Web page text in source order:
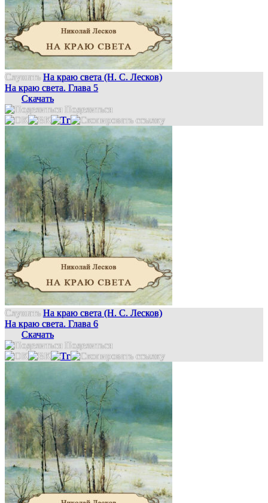
Слушать На краю света (Н. С. Лесков)
На краю света. Глава 5
Скачать
Поделиться
Слушать На краю света (Н. С. Лесков)
На краю света. Глава 6
Скачать
Поделиться